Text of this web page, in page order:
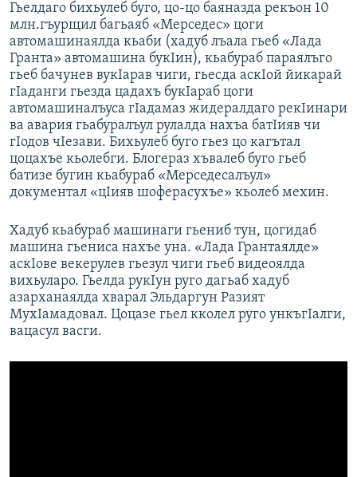
Гьелдаго бихьулеб буго, цо-цо баяназда рекъон 10
млн.гъурщил багьаяб «Мерседес» цоги
автомашинаялда кьаби (хадуб лъала гьеб «Лада
Гранта» автомашина букIин), кьабураб параялъго
гьеб бачунев вукIарав чиги, гьесда аскIой йикарай
гIаданги гьезда цадахъ букIараб цоги
автомашиналъуса гIадамаз жидералдаго рекIинари
ва авария гьабуралъул рулалда нахъа батIияв чи
гIодов чIезави. Бихьулеб буго гьез цо кагътал
цоцахъе кьолебги. Блогераз хъвалеб буго гьеб
батизе бугин кьабураб «Мерседесалъул»
документал «цIияв шоферасухъе» кьолеб мехин.
Хадуб кьабураб машинаги гьениб тун, цогидаб
машина гьениса нахъе уна. «Лада Грантаялде»
аскIове векерулев гьезул чиги гьеб видеоялда
вихьуларо. Гьелда рукIун руго дагьаб хадуб
азарханаялда хварал Эльдаргун Разият
МухIамадовал. Цоцазе гьел кколел руго ункъгIалги,
вацасул васги.